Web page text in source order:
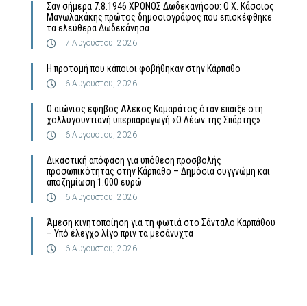
Σαν σήμερα 7.8.1946 ΧΡΟΝΟΣ Δωδεκανήσου: Ο Χ. Κάσσιος
Μανωλακάκης πρώτος δημοσιογράφος που επισκέφθηκε
τα ελεύθερα Δωδεκάνησα
7 Αυγούστου, 2026
Η προτομή που κάποιοι φοβήθηκαν στην Κάρπαθο
6 Αυγούστου, 2026
Ο αιώνιος έφηβος Αλέκος Καμαράτος όταν έπαιξε στη
χολλυγουντιανή υπερπαραγωγή «Ο Λέων της Σπάρτης»
6 Αυγούστου, 2026
Δικαστική απόφαση για υπόθεση προσβολής
προσωπικότητας στην Κάρπαθο – Δημόσια συγγνώμη και
αποζημίωση 1.000 ευρώ
6 Αυγούστου, 2026
Άμεση κινητοποίηση για τη φωτιά στο Σάνταλο Καρπάθου
– Υπό έλεγχο λίγο πριν τα μεσάνυχτα
6 Αυγούστου, 2026